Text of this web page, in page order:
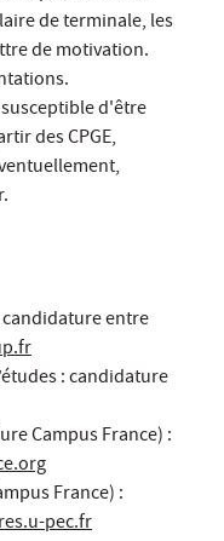
de terminale, les
de motivation.
d'être
des CPGE,
entre
: candidature
Campus France) :
France) :
pec.fr